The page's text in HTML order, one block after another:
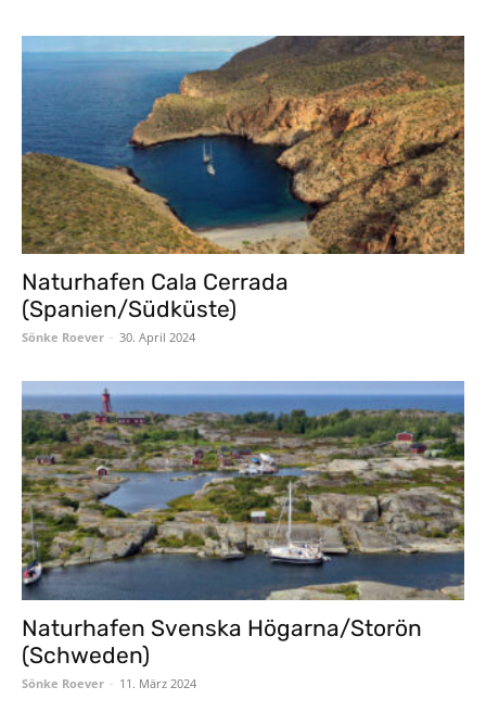
Naturhafen Cala Cerrada
(Spanien/Südküste)
Sönke Roever - 30. April 2024
Naturhafen Svenska Högarna/Storön
(Schweden)
Sönke Roever - 11. März 2024